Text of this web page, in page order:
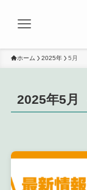
ホーム 2025年 5月
2025年5月